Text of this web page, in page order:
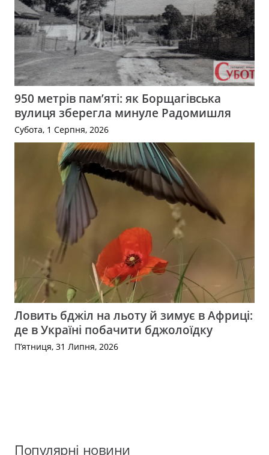
950 метрів пам’яті: як Борщагівська
вулиця зберегла минуле Радомишля
Субота, 1 Серпня, 2026
Ловить бджіл на льоту й зимує в Африці:
де в Україні побачити бджолоїдку
П’ятниця, 31 Липня, 2026
Популярні новини